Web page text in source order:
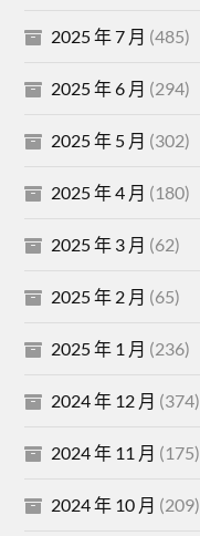
2025 年 7 月 (485)
2025 年 6 月 (294)
2025 年 5 月 (302)
2025 年 4 月 (180)
2025 年 3 月 (62)
2025 年 2 月 (65)
2025 年 1 月 (236)
2024 年 12 月 (374)
2024 年 11 月 (175)
2024 年 10 月 (209)